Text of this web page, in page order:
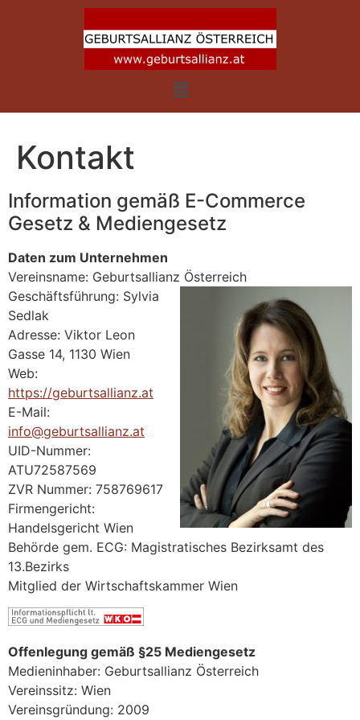
Kontakt
Information gemäß E-Commerce
Gesetz & Mediengesetz
Daten zum Unternehmen
Vereinsname: Geburtsallianz Österreich
Geschäftsführung: Sylvia
Sedlak
Adresse: Viktor Leon
Gasse 14, 1130 Wien
Web:
https://geburtsallianz.at
E-Mail:
info@geburtsallianz.at
UID-Nummer:
ATU72587569
ZVR Nummer: 758769617
Firmengericht:
Handelsgericht Wien
Behörde gem. ECG: Magistratisches Bezirksamt des
13.Bezirks
Mitglied der Wirtschaftskammer Wien
Offenlegung gemäß §25 Mediengesetz
Medieninhaber: Geburtsallianz Österreich
Vereinssitz: Wien
Vereinsgründung: 2009